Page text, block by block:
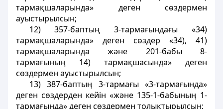
тармақшаларында» деген сөздермен
ауыстырылсын;
12) 357-баптың 3-тармағындағы «34)
тармақшаларында» деген сөздер «34), 41)
тармақшаларында және 201-бабы 8-
тармағының 14) тармақшасында» деген
сөздермен ауыстырылсын;
13) 387-баптың 3-тармағы «3-тармағында»
деген сөздерден кейiн «және 135-1-бабының 1-
тармағында» деген сөздермен толықтырылсын;